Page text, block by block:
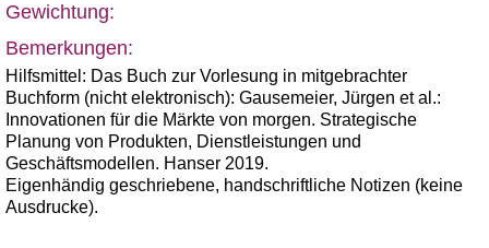
Gewichtung:
Bemerkungen:
Hilfsmittel: Das Buch zur Vorlesung in mitgebrachter
Buchform (nicht elektronisch): Gausemeier, Jürgen et al.:
Innovationen für die Märkte von morgen. Strategische
Planung von Produkten, Dienstleistungen und
Geschäftsmodellen. Hanser 2019.
Eigenhändig geschriebene, handschriftliche Notizen (keine
Ausdrucke).